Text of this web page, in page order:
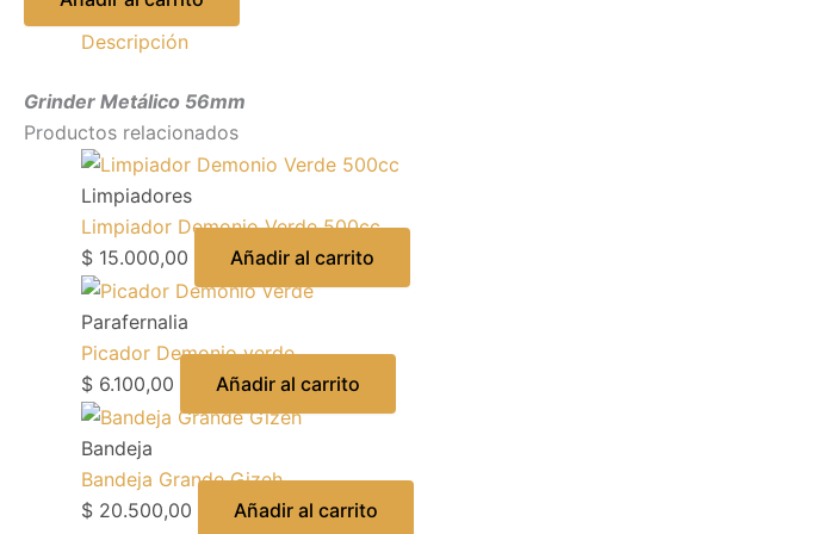
Descripción
Grinder Metálico 56mm
Productos relacionados
Limpiadores
Limpiador Demonio Verde 500cc
$ 15.000,00 Añadir al carrito
Parafernalia
Picador Demonio verde
$ 6.100,00 Añadir al carrito
Bandeja
Bandeja Grande Gizeh
$ 20.500,00 Añadir al carrito